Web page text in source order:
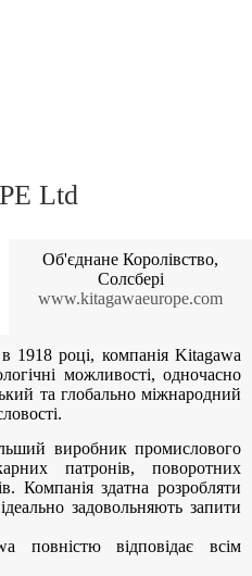
Ltd
Об'єднане Королівство,
Солсбері
www.kitagawaeurope.com
1918 році, компанія Kitagawa
можливості, одночасно
та глобально міжнародний
виробник промислового
патронів, поворотних
Компанія здатна розробляти
задовольняють запити
повністю відповідає всім